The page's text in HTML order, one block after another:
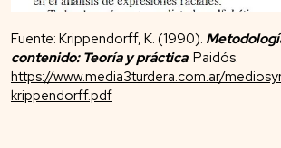
Fuente: Krippendorff, K. (1990).
contenido: Teoría y práctica. Paidós.
https://www.media3turdera.com.ar/
krippendorff.pdf